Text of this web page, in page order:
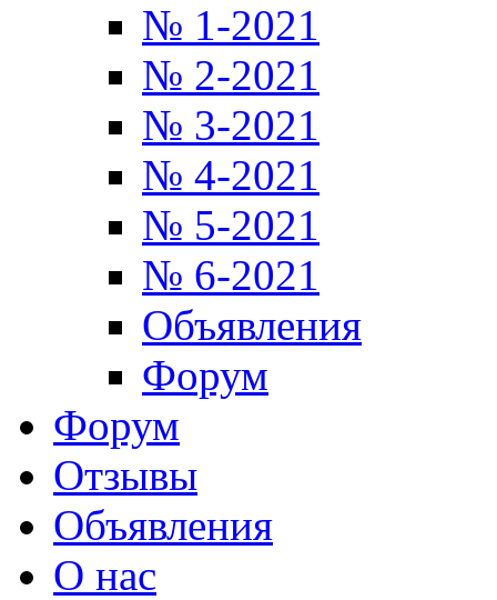
№ 1-2021
№ 2-2021
№ 3-2021
№ 4-2021
№ 5-2021
№ 6-2021
Объявления
Форум
Форум
Отзывы
Объявления
О нас